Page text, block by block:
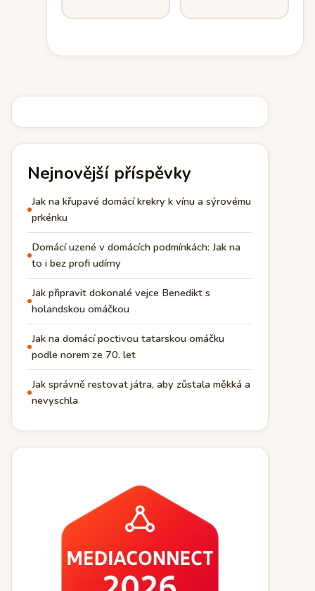
Nejnovější příspěvky
Jak na křupavé domácí krekry k vínu a sýrovému
prkénku
Domácí uzené v domácích podmínkách: Jak na
to i bez profi udírny
Jak připravit dokonalé vejce Benedikt s
holandskou omáčkou
Jak na domácí poctivou tatarskou omáčku
podle norem ze 70. let
Jak správně restovat játra, aby zůstala měkká a
nevyschla